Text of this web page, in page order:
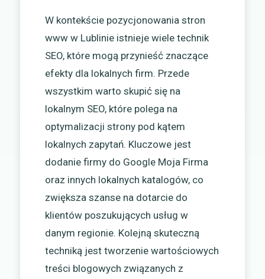
W kontekście pozycjonowania stron
www w Lublinie istnieje wiele technik
SEO, które mogą przynieść znaczące
efekty dla lokalnych firm. Przede
wszystkim warto skupić się na
lokalnym SEO, które polega na
optymalizacji strony pod kątem
lokalnych zapytań. Kluczowe jest
dodanie firmy do Google Moja Firma
oraz innych lokalnych katalogów, co
zwiększa szanse na dotarcie do
klientów poszukujących usług w
danym regionie. Kolejną skuteczną
techniką jest tworzenie wartościowych
treści blogowych związanych z